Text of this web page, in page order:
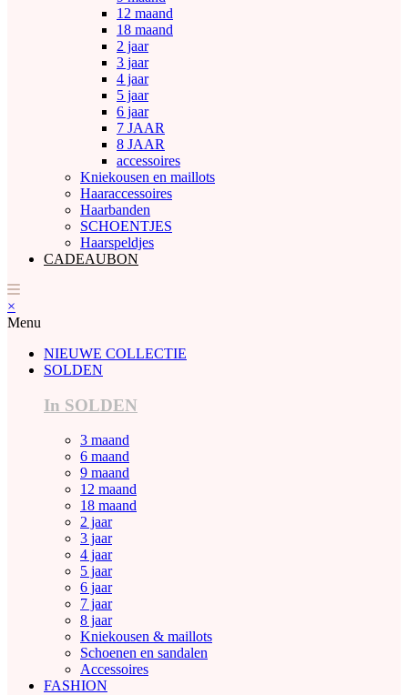
12 maand
18 maand
2 jaar
3 jaar
4 jaar
5 jaar
6 jaar
7 JAAR
8 JAAR
accessoires
Kniekousen en maillots
Haaraccessoires
Haarbanden
SCHOENTJES
Haarspeldjes
CADEAUBON
×
Menu
NIEUWE COLLECTIE
SOLDEN
In SOLDEN
3 maand
6 maand
9 maand
12 maand
18 maand
2 jaar
3 jaar
4 jaar
5 jaar
6 jaar
7 jaar
8 jaar
Kniekousen & maillots
Schoenen en sandalen
Accessoires
FASHION